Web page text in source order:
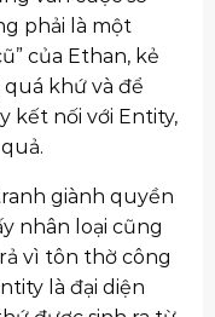
phải là một
của Ethan, kẻ
khứ và để
kết nối với Entity,
giành quyền
nhân loại cũng
vì tôn thờ công
là đại diện